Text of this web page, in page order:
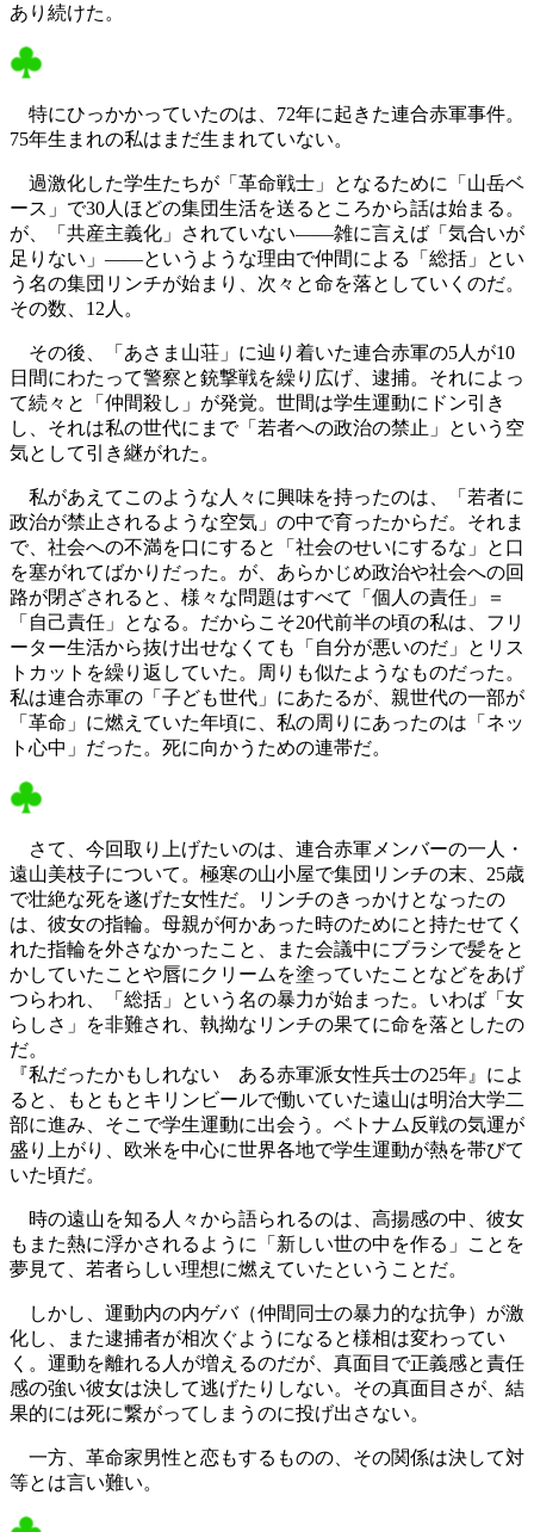
あり続けた。
特にひっかかっていたのは、72年に起きた連合赤軍事件。
75年生まれの私はまだ生まれていない。
過激化した学生たちが「革命戦士」となるために「山岳ベ
ース」で30人ほどの集団生活を送るところから話は始まる。
が、「共産主義化」されていない――雑に言えば「気合いが
足りない」――というような理由で仲間による「総括」とい
う名の集団リンチが始まり、次々と命を落としていくのだ。
その数、12人。
その後、「あさま山荘」に辿り着いた連合赤軍の5人が10
日間にわたって警察と銃撃戦を繰り広げ、逮捕。それによっ
て続々と「仲間殺し」が発覚。世間は学生運動にドン引き
し、それは私の世代にまで「若者への政治の禁止」という空
気として引き継がれた。
私があえてこのような人々に興味を持ったのは、「若者に
政治が禁止されるような空気」の中で育ったからだ。それま
で、社会への不満を口にすると「社会のせいにするな」と口
を塞がれてばかりだった。が、あらかじめ政治や社会への回
路が閉ざされると、様々な問題はすべて「個人の責任」＝
「自己責任」となる。だからこそ20代前半の頃の私は、フリ
ーター生活から抜け出せなくても「自分が悪いのだ」とリス
トカットを繰り返していた。周りも似たようなものだった。
私は連合赤軍の「子ども世代」にあたるが、親世代の一部が
「革命」に燃えていた年頃に、私の周りにあったのは「ネッ
ト心中」だった。死に向かうための連帯だ。
さて、今回取り上げたいのは、連合赤軍メンバーの一人・
遠山美枝子について。極寒の山小屋で集団リンチの末、25歳
で壮絶な死を遂げた女性だ。リンチのきっかけとなったの
は、彼女の指輪。母親が何かあった時のためにと持たせてく
れた指輪を外さなかったこと、また会議中にブラシで髪をと
かしていたことや唇にクリームを塗っていたことなどをあげ
つらわれ、「総括」という名の暴力が始まった。いわば「女
らしさ」を非難され、執拗なリンチの果てに命を落としたの
だ。
『私だったかもしれない ある赤軍派女性兵士の25年』によ
ると、もともとキリンビールで働いていた遠山は明治大学二
部に進み、そこで学生運動に出会う。ベトナム反戦の気運が
盛り上がり、欧米を中心に世界各地で学生運動が熱を帯びて
いた頃だ。
時の遠山を知る人々から語られるのは、高揚感の中、彼女
もまた熱に浮かされるように「新しい世の中を作る」ことを
夢見て、若者らしい理想に燃えていたということだ。
しかし、運動内の内ゲバ（仲間同士の暴力的な抗争）が激
化し、また逮捕者が相次ぐようになると様相は変わってい
く。運動を離れる人が増えるのだが、真面目で正義感と責任
感の強い彼女は決して逃げたりしない。その真面目さが、結
果的には死に繋がってしまうのに投げ出さない。
一方、革命家男性と恋もするものの、その関係は決して対
等とは言い難い。